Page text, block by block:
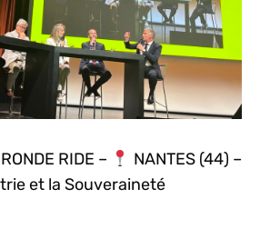
RIDE –
NANTES (44) –
et la Souveraineté